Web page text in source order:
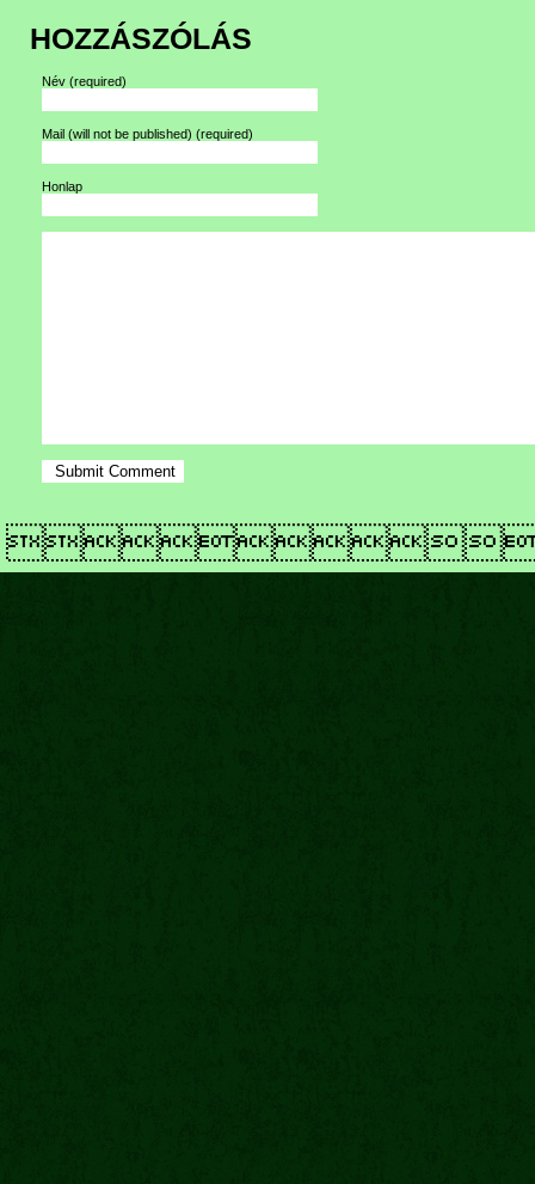
HOZZÁSZÓLÁS
Név (required)
Mail (will not be published) (required)
Honlap